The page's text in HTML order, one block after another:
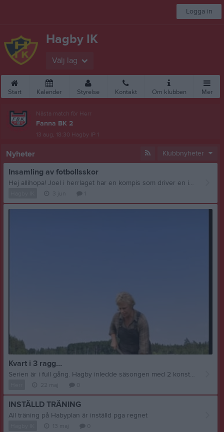
Logga in
Hagby IK
Välj lag
Start Kalender Styrelse Kontakt Om klubben Mer
Nästa match för Herr
Fanna BK 2
13 aug, 18:30 Hagby IP 1
Nyheter Klubbnyheter
Insamling av fotbollsskor
Hej allihopa! Joel i herrlaget har en kompis som driver en ideell förening till förmån för en skola i Kenya. Nu ska de samla ihop fotbollsskor för att skicka ner till de som går i skolan och bor i området. Har du eller dina barn fotbollsskor som ni inte använder längre så tas de gärna emot. Alla storlekar och skick är av intresse! ⚽️ Det kommer att finnas en plats vid kansliet under taket på Hagby IP där man kan ställa skorna om man inte ger dom direkt till Joel. Vill man gå in och kika på projektet och kanske t.o.m. bli månadsgivare så kan man gå in på www.loveschoolfoundation.com Har ni några frågor så är det bara att skriva till Joel på 0729757987. Tack!🙏
Kvart i 3 ragg…
Serien är i full gång. Hagby inledde säsongen med 2 konstgräsmatcher. Det blev förlust eftersom det då är lättare att spela fotboll. Efter det skallade Philip in en boll mot Bälinge, som slutade 1-1. Borta i Björklinge snubblade Lukas in en boll och Jocke ville inte vara sämre. Adam följde alla tips och sköt hårt mitt på (eller i krysset om man frågar Såsen själv) och fastställde slutsiffrorna, 1-3 till Hagby. Igår var det dags för Hagby att ställas mot laget som är mer oroliga för vind än vad Coach är för bollar vid Joels fötter, Järlåsa. Det är otroligt fint att Hagby IP i år fyllts till bredden varje match. Även om den största skaran är där för egen träning och inte vår match. Tackar ingen i herrlaget nej till det, precis som ingen tackar nej till ett kvart i 3 ragg (som inte heller väljer dig för att du är du) . Järlåsa började matchen bäst men Hagby tog över efter att 0-1 kom på en frispark. Vilgot har tydligen bättre precision/tur med huvudet än foten och gör 1-1. Annars bestod första halvlek mest av att Philips fot undvik bollen. I andra halvlek är det inget snack. Jocke lobbar in 2-1 och spenderar resterande tid av matchen offside. Ragge är tillbaka i gammal form och gör mål med benskyddet. Hagby klättrar, fotboll ska spelas på ojämnt underlag och Victor hann före Fred till 3 gula. *Hagbys internationella bonde som letar efter Vilgots bollar
INSTÄLLD TRÄNING
All träning på Habyplan är inställd pga regnet